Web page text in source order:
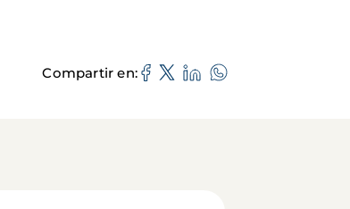
Compartir en